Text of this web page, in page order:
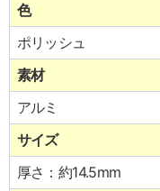
色
ポリッシュ
素材
アルミ
サイズ
厚さ：約14.5mm